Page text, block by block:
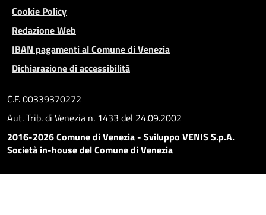
Cookie Policy
Redazione Web
IBAN pagamenti al Comune di Venezia
Dichiarazione di accessibilità
C.F. 00339370272
Aut. Trib. di Venezia n. 1433 del 24.09.2002
2016-2026 Comune di Venezia - Sviluppo VENIS S.p.A.
Società in-house del Comune di Venezia